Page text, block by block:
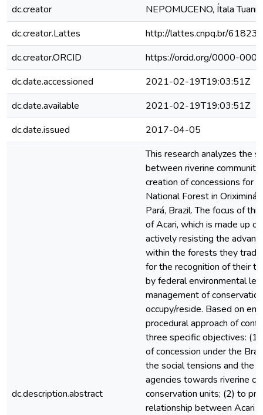
dc.creator
NEPOMUCENO, Ítala
dc.creator.Lattes
http://lattes.cnpq.br/
dc.creator.ORCID
https://orcid.org/0000-
dc.date.accessioned
2021-02-19T19:03:51Z
dc.date.available
2021-02-19T19:03:51Z
dc.date.issued
2017-04-05
dc.description.abstract
This research analyzes the
between riverine
creation of concessions for
National Forest in
Pará, Brazil. The focus of
of Acari, which is made up
actively resisting the
within the forests they
for the recognition of their
by federal environmental
management of
occupy/reside. Based on
procedural approach of
three specific objectives:
of concession under the
the social tensions and the
agencies towards riverine
conservation units; (2) to
relationship between Acari